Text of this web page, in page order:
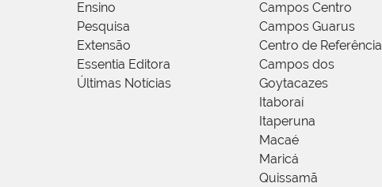
Ensino
Pesquisa
Extensão
Essentia Editora
Últimas Notícias
Campos Centro
Campos Guarus
Centro de Referência
Campos dos
Goytacazes
Itaboraí
Itaperuna
Macaé
Maricá
Quissamã